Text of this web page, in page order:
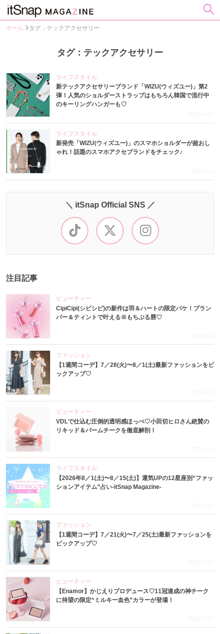
ホーム タグ：テックアクセサリー
タグ：テックアクセサリー
ライフスタイル
新テックアクセサリーブランド「WIZU(ウィズユー)」第2
弾！人気のショルダーストラップはもちろん韓国で流行中
のキーリングハンガーも♡
2023.4.25
ライフスタイル
新発売「WIZU(ウィズユー)」のスマホショルダーが超おし
ゃれ！話題のスマホアクセブランドをチェック♪
2023.4.4
＼ itSnap Official SNS ／
注目記事
ビューティー
CipiCipi(シピシピ)の新作は羽＆ハートの限定パケ！プラン
パー＆ティントで叶える※もちぷる唇♡
2026.8.6
ファッション
【1週間コーデ】7／28(火)〜8／1(土)最新ファッションをピ
ックアップ♡
2026.8.5
ビューティー
VDLで仕込む圧倒的透明感ほっぺ♡小田切ヒロさん絶賛の
リキッド＆バームチークを徹底解剖！
2026.8.4
ライフスタイル
【2026年8／1(土)〜8／15(土)】運気UPの12星座別“ファッ
ションアイテム”占い-itSnap Magazine-
2026.8.1
ファッション
【1週間コーデ】7／21(火)〜7／25(土)最新ファッションを
ピックアップ♡
2026.7.29
ビューティー
【Enamor】かじえりプロデュース♡11冠達成の神チーク
に待望の限定“ミルキー血色”カラーが登場！
2026.7.27